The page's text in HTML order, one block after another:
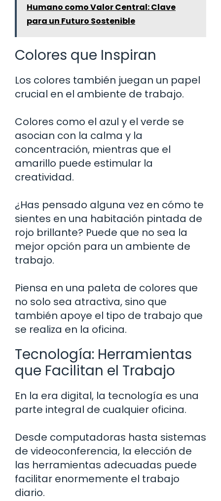
Humano como Valor Central: Clave
para un Futuro Sostenible
Colores que Inspiran
Los colores también juegan un papel
crucial en el ambiente de trabajo.
Colores como el azul y el verde se
asocian con la calma y la
concentración, mientras que el
amarillo puede estimular la
creatividad.
¿Has pensado alguna vez en cómo te
sientes en una habitación pintada de
rojo brillante? Puede que no sea la
mejor opción para un ambiente de
trabajo.
Piensa en una paleta de colores que
no solo sea atractiva, sino que
también apoye el tipo de trabajo que
se realiza en la oficina.
Tecnología: Herramientas
que Facilitan el Trabajo
En la era digital, la tecnología es una
parte integral de cualquier oficina.
Desde computadoras hasta sistemas
de videoconferencia, la elección de
las herramientas adecuadas puede
facilitar enormemente el trabajo
diario.